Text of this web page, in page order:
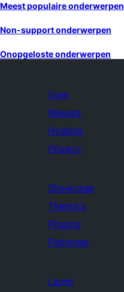
Meest populaire onderwerpen
Non-support onderwerpen
Onopgeloste onderwerpen
Over
Nieuws
Hosting
Privacy
Showcase
Thema's
Plugins
Patronen
Leren